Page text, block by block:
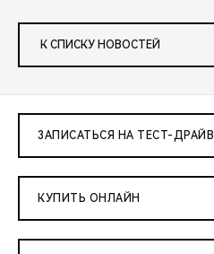
К СПИСКУ НОВОСТЕЙ
ЗАПИСАТЬСЯ НА ТЕСТ-ДРАЙВ
КУПИТЬ ОНЛАЙН